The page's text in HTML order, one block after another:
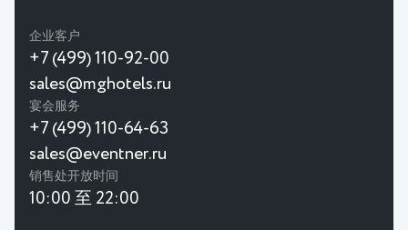
企业客户
+7 (499) 110-92-00
sales@mghotels.ru
宴会服务
+7 (499) 110-64-63
sales@eventner.ru
销售处开放时间
10:00 至 22:00